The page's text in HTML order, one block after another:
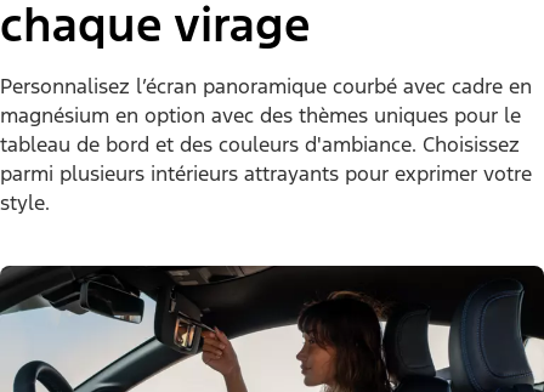
chaque virage
Personnalisez l’écran panoramique courbé avec cadre en
magnésium en option avec des thèmes uniques pour le
tableau de bord et des couleurs d'ambiance. Choisissez
parmi plusieurs intérieurs attrayants pour exprimer votre
style.